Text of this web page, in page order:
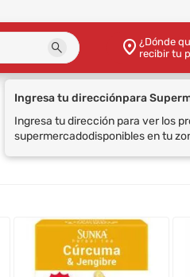
¿Dónde
recibir tu
Ingresa tu direcciónpara
Ingresa tu dirección para ver los
supermercadodisponibles en tu